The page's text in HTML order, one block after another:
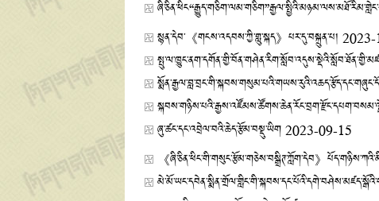
སྙན་དེབ་《གངས་འདབས་ཀྱི་གླུ་སྐད》པར་དུ་བསྐྲུན་པ།
ཞུ་ཚང་དང་འབྲེལ་བའི་ཆེད་རྩོམ་བསྡུ་ཡིག2023-09-15
《ཞི་ཅིན་ཕིང་གི་གསུང་རྩོམ་གཅེས་བསྒྲིཊ་ཀློག་དེབ》